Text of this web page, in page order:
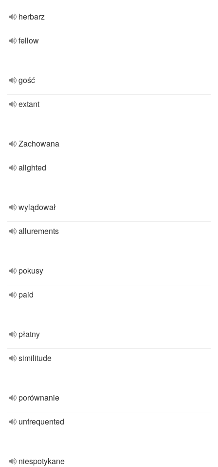
herbarz
fellow
gość
extant
Zachowana
alighted
wylądował
allurements
pokusy
paid
płatny
similitude
porównanie
unfrequented
niespotykane